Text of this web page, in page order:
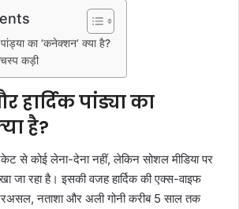
का ‘कनेक्शन’ क्या है?
कड़ी
हार्दिक पांड्या का
है?
से कोई लेना-देना नहीं, लेकिन सोशल मीडिया पर
जा रहा है। इसकी वजह हार्दिक की एक्स-वाइफ
नताशा और अली गोनी करीब 5 साल तक